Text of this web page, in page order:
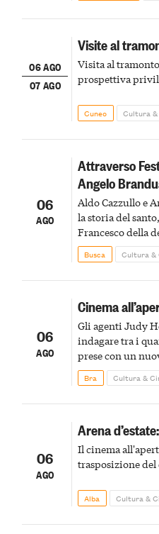
06 AGO
07 AGO
Visite al
Visita al
prospettiva
Cuneo Cultura
06
AGO
Attraverso
Angelo
Aldo Cazzullo e
la storia del
Francesco della
agli uccelli, le
Busca Cultura &
06
AGO
Cinema
Gli agenti Judy
indagare tra i
prese con un
Bra Cultura &
06
AGO
Arena
Il cinema
trasposizione
Alba Cultura &